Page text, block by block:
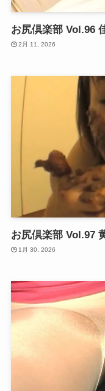
お尻倶楽部 Vol.96
2月 11, 2026
お尻倶楽部 Vol.97
1月 30, 2026